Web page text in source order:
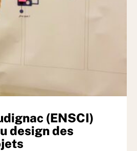
(ENSCI)
design des